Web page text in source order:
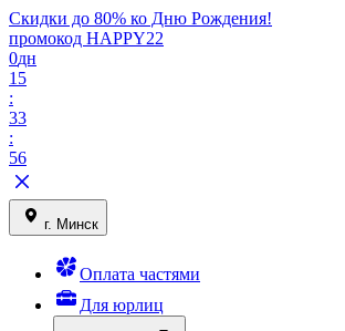
Скидки до 80% ко Дню Рождения!
промокод HAPPY22
0дн
15
:
33
:
56
г. Минск
Оплата частями
Для юрлиц